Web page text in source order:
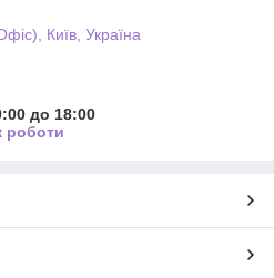
Київ, Україна
до 18:00
роботи